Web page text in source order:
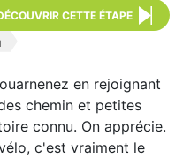
CETTE ÉTAPE
en rejoignant
chemin et petites
connu. On apprécie.
c'est vraiment le